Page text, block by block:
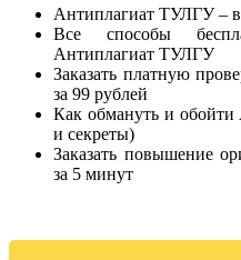
Антиплагиат ТУЛГУ –
Все способы
Антиплагиат ТУЛГУ
Заказать платную
за 99 рублей
Как обмануть и
и секреты)
Заказать повышение
за 5 минут